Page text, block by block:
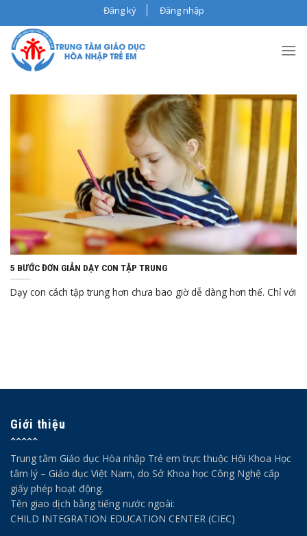
to
content
Đăng ký Đăng nhập
Th522, 2024
5 BƯỚC ĐƠN GIẢN DẠY CON TẬP TRUNG
Dạy con cách tập trung hơn chưa bao giờ dễ dàng hơn thế. Chỉ với
Giới thiệu
Trung tâm Giáo dục Hòa nhập Trẻ em trực thuộc Hội Khoa Học
tâm lý – Giáo dục Việt Nam, do Sở Khoa học Công Nghệ cấp
giấy phép hoạt động.
Tên giao dịch bằng tiếng nước ngoài:
CHILD INTEGRATION EDUCATION CENTER (CIEC)